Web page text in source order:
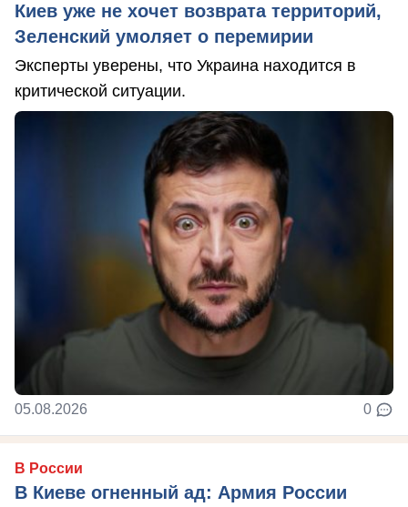
Киев уже не хочет возврата территорий,
Зеленский умоляет о перемирии
Эксперты уверены, что Украина находится в
критической ситуации.
05.08.2026 0
В России
В Киеве огненный ад: Армия России